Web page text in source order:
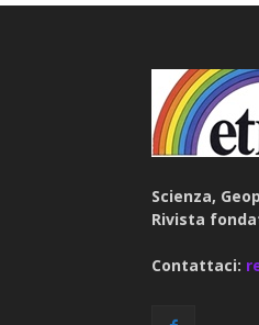
Scienza,
Rivista
Contattaci: